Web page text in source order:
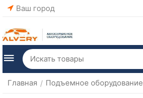
Ваш город
Главная / Подъемное оборудование